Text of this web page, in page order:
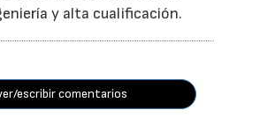
y alta cualificación.
escribir comentarios